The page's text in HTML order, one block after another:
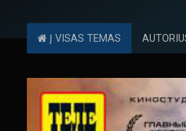
Į VISAS TEMAS